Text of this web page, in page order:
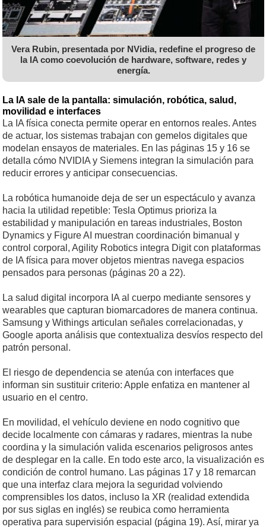
Vera Rubin, presentada por NVidia, redefine el progreso de
la IA como coevolución de hardware, software, redes y
energía.
La IA sale de la pantalla: simulación, robótica, salud,
movilidad e interfaces
La IA física conecta permite operar en entornos reales. Antes
de actuar, los sistemas trabajan con gemelos digitales que
modelan ensayos de materiales. En las páginas 15 y 16 se
detalla cómo NVIDIA y Siemens integran la simulación para
reducir errores y anticipar consecuencias.
La robótica humanoide deja de ser un espectáculo y avanza
hacia la utilidad repetible: Tesla Optimus prioriza la
estabilidad y manipulación en tareas industriales, Boston
Dynamics y Figure AI muestran coordinación bimanual y
control corporal, Agility Robotics integra Digit con plataformas
de IA física para mover objetos mientras navega espacios
pensados para personas (páginas 20 a 22).
La salud digital incorpora IA al cuerpo mediante sensores y
wearables que capturan biomarcadores de manera continua.
Samsung y Withings articulan señales correlacionadas, y
Google aporta análisis que contextualiza desvíos respecto del
patrón personal.
El riesgo de dependencia se atenúa con interfaces que
informan sin sustituir criterio: Apple enfatiza en mantener al
usuario en el centro.
En movilidad, el vehículo deviene en nodo cognitivo que
decide localmente con cámaras y radares, mientras la nube
coordina y la simulación valida escenarios peligrosos antes
de desplegar en la calle. En todo este arco, la visualización es
condición de control humano. Las páginas 17 y 18 remarcan
que una interfaz clara mejora la seguridad volviendo
comprensibles los datos, incluso la XR (realidad extendida
por sus siglas en inglés) se reubica como herramienta
operativa para supervisión espacial (página 19). Así, mirar ya